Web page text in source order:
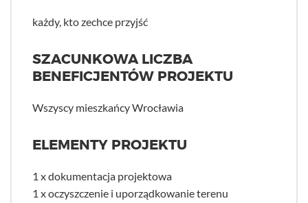
każdy, kto zechce przyjść
SZACUNKOWA LICZBA
BENEFICJENTÓW PROJEKTU
Wszyscy mieszkańcy Wrocławia
ELEMENTY PROJEKTU
1 x dokumentacja projektowa
1 x oczyszczenie i uporządkowanie terenu